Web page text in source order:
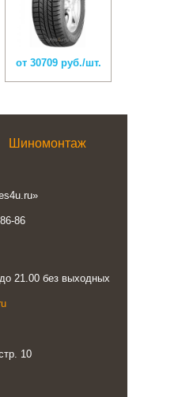
от 30709 руб./шт.
Шиномонтаж
86
21.00 без выходных
10